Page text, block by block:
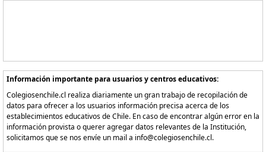
Información importante para usuarios y centros educativos:
Colegiosenchile.cl realiza diariamente un gran trabajo de recopilación de
datos para ofrecer a los usuarios información precisa acerca de los
establecimientos educativos de Chile. En caso de encontrar algún error en la
información provista o querer agregar datos relevantes de la Institución,
solicitamos que se nos envíe un mail a info@colegiosenchile.cl.